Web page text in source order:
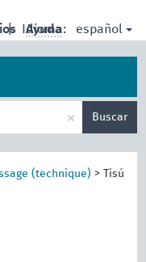
| Idioma: español
Ayuda
× Buscar
(technique) >
Tisú